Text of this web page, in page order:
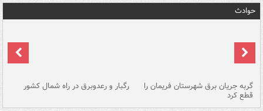
حوادث
گربه جریان برق شهرستان فریمان را
قطع کرد
رگبار و رعدوبرق در راه شمال کشور